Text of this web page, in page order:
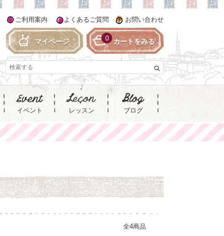
イベント レッスン ブログ
ご利用案内 よくあるご質問 お問い合わせ
マイページ カートをみる
0
全4商品